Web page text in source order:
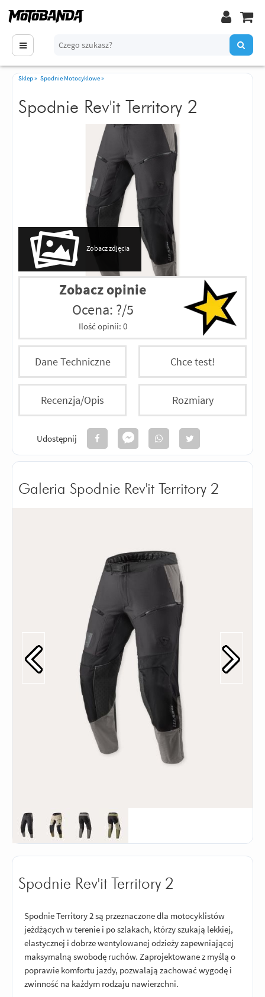
Sklep» Spodnie Motocyklowe»
Spodnie Rev'it Territory 2
Zobacz zdjęcia
Zobacz opinie
Ocena: ?/5
Ilość opinii: 0
Dane Techniczne Chce test!
Recenzja/Opis Rozmiary
Udostępnij
Galeria Spodnie Rev'it Territory 2
Spodnie Rev'it Territory 2
Spodnie Territory 2 są przeznaczone dla motocyklistów
jeżdżących w terenie i po szlakach, którzy szukają lekkiej,
elastycznej i dobrze wentylowanej odzieży zapewniającej
maksymalną swobodę ruchów. Zaprojektowane z myślą o
poprawie komfortu jazdy, pozwalają zachować wygodę i
zwinność na każdym rodzaju nawierzchni.